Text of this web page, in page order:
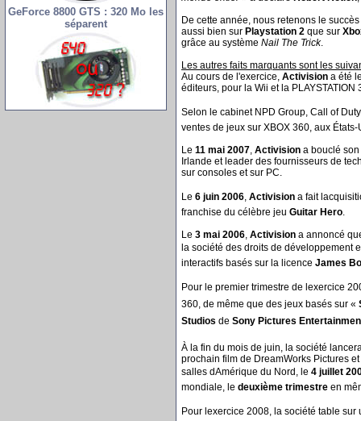
GeForce 8800 GTS : 320 Mo les
séparent
De cette année, nous retenons le
aussi bien sur Playstation 2 que sur
grâce au système Nail The Trick.
Les autres faits marquants sont les
Au cours de l'exercice, Activision a été
éditeurs, pour la Wii et la
Selon le cabinet NPD Group, Call of
ventes de jeux sur XBOX 360, aux États-
Le 11 mai 2007, Activision a bouclé
Irlande et leader des fournisseurs de
sur consoles et sur PC.
Le 6 juin 2006, Activision a fait
franchise du célèbre jeu Guitar Hero.
Le 3 mai 2006, Activision a annoncé
la société des droits de développement
interactifs basés sur la licence James
Pour le premier trimestre de lexercice
360, de même que des jeux basés sur «
Studios de Sony Pictures
À la fin du mois de juin, la société
prochain film de DreamWorks Pictures
salles dAmérique du Nord, le 4 juillet
mondiale, le deuxième trimestre en
Pour lexercice 2008, la société table sur